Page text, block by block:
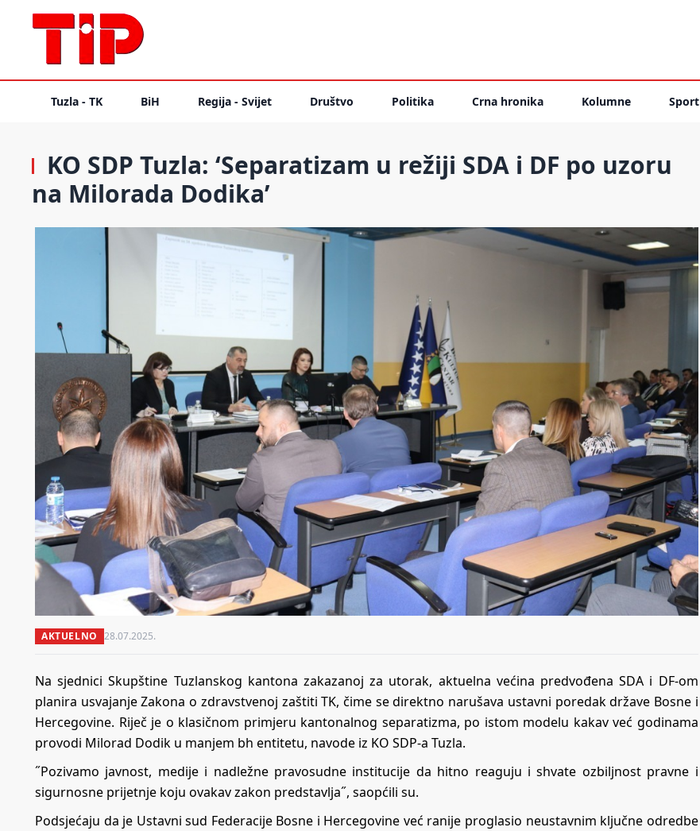
Tuzla - TK BiH Regija - Svijet Društvo Politika Crna hronika Kolumne Sport
KO SDP Tuzla: ‘Separatizam u režiji SDA i DF po uzoru
na Milorada Dodika’
AKTUELNO 28.07.2025.
Na sjednici Skupštine Tuzlanskog kantona zakazanoj za utorak, aktuelna većina predvođena SDA i DF-om
planira usvajanje Zakona o zdravstvenoj zaštiti TK, čime se direktno narušava ustavni poredak države Bosne i
Hercegovine. Riječ je o klasičnom primjeru kantonalnog separatizma, po istom modelu kakav već godinama
provodi Milorad Dodik u manjem bh entitetu, navode iz KO SDP-a Tuzla.
˝Pozivamo javnost, medije i nadležne pravosudne institucije da hitno reaguju i shvate ozbiljnost pravne i
sigurnosne prijetnje koju ovakav zakon predstavlja˝, saopćili su.
Podsjećaju da je Ustavni sud Federacije Bosne i Hercegovine već ranije proglasio neustavnim ključne odredbe